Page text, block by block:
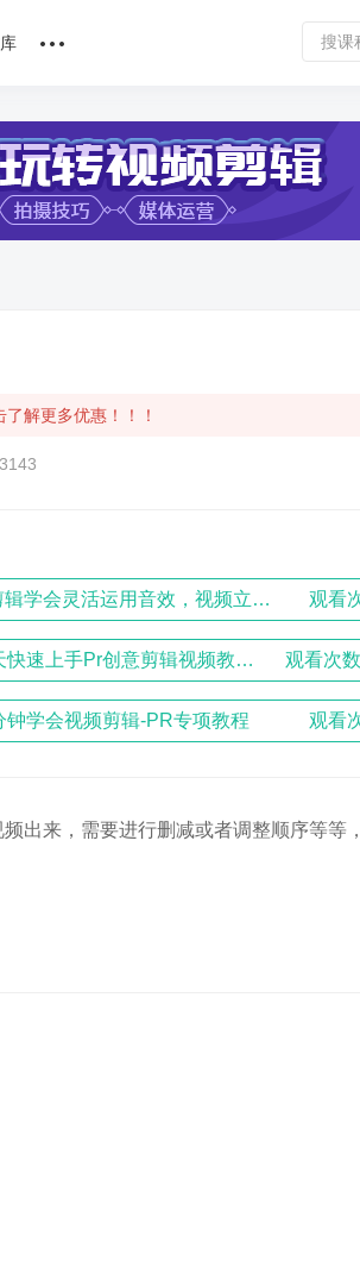
课程文章
解更多优惠！！！
爱剪辑学会灵活运用音效，视频立马提升一个档次 观看
30天快速上手Pr创意剪辑视频教程（含手机剪映课程，含字幕） 观看次
钟学会视频剪辑-PR专项教程 观看
出来，需要进行删减或者调整顺序等等